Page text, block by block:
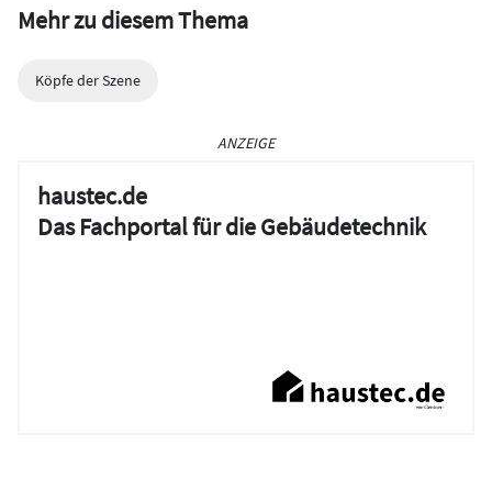
Mehr zu diesem Thema
Köpfe der Szene
ANZEIGE
haustec.de
Das Fachportal für die Gebäudetechnik